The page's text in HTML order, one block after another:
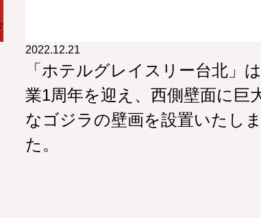
2022.12.21
「ホテルグレイスリー台北」
業1周年を迎え、西側壁面に巨
なゴジラの壁画を設置いたし
た。